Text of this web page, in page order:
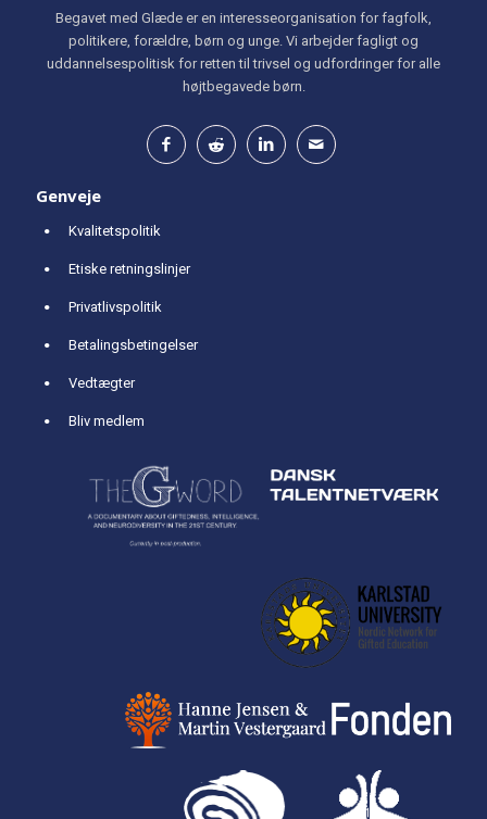
Begavet med Glæde er en interesseorganisation for fagfolk,
politikere, forældre, børn og unge. Vi arbejder fagligt og
uddannelsespolitisk for retten til trivsel og udfordringer for alle
højtbegavede børn.
Genveje
Kvalitetspolitik
Etiske retningslinjer
Privatlivspolitik
Betalingsbetingelser
Vedtægter
Bliv medlem